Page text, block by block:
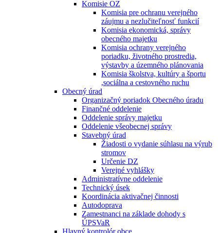
Komisie OZ
Komisia pre ochranu verejného
záujmu a nezlučiteľnosť funkcií
Komisia ekonomická, správy
obecného majetku
Komisia ochrany verejného
poriadku, životného prostredia,
výstavby a územného plánovania
Komisia školstva, kultúry a športu
,sociálna a cestovného ruchu
Obecný úrad
Organizačný poriadok Obecného úradu
Finančné oddelenie
Oddelenie správy majetku
Oddelenie všeobecnej správy
Stavebný úrad
Žiadosti o vydanie súhlasu na výrub
stromov
Určenie DZ
Verejné vyhlášky
Administratívne oddelenie
Technický úsek
Koordinácia aktivačnej činnosti
Autodoprava
Zamestnanci na základe dohody s
ÚPSVaR
Hlavný kontrolór obce